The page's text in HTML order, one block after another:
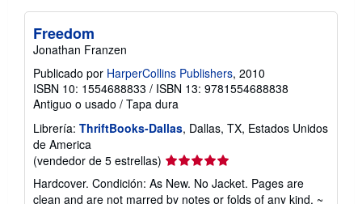
Freedom
Jonathan Franzen
Publicado por HarperCollins Publishers, 2010
ISBN 10: 1554688833 / ISBN 13: 9781554688838
Antiguo o usado / Tapa dura
Librería: ThriftBooks-Dallas, Dallas, TX, Estados Unidos
de America
(vendedor de 5 estrellas) Calificación
del
vendedor:
Hardcover. Condición: As New. No Jacket. Pages are
clean and are not marred by notes or folds of any kind. ~